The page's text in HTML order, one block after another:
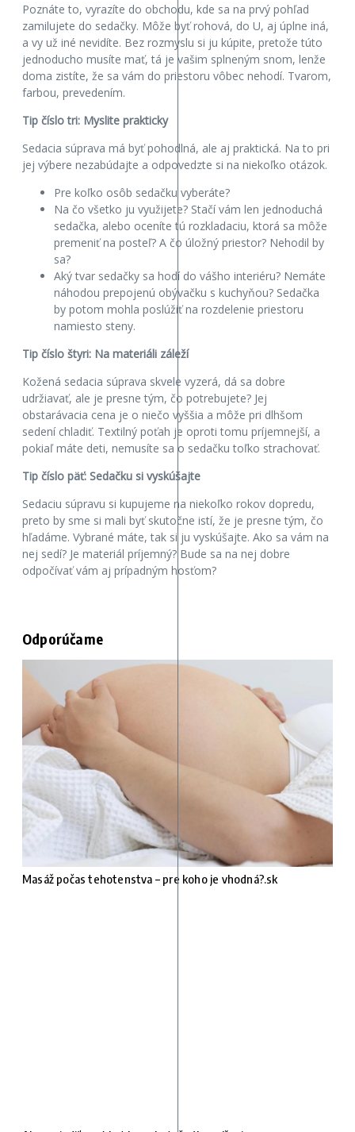
Poznáte to, vyrazíte do obchodu, kde sa na prvý pohľad
zamilujete do sedačky. Môže byť rohová, do U, aj úplne iná,
a vy už iné nevidíte. Bez rozmyslu si ju kúpite, pretože túto
jednoducho musíte mať, tá je vašim splneným snom, lenže
doma zistíte, že sa vám do priestoru vôbec nehodí. Tvarom,
farbou, prevedením.
Tip číslo tri: Myslite prakticky
Sedacia súprava má byť pohodlná, ale aj praktická. Na to pri
jej výbere nezabúdajte a odpovedzte si na niekoľko otázok.
Pre koľko osôb sedačku vyberáte?
Na čo všetko ju využijete? Stačí vám len jednoduchá
sedačka, alebo oceníte tú rozkladaciu, ktorá sa môže
premeniť na posteľ? A čo úložný priestor? Nehodil by
sa?
Aký tvar sedačky sa hodí do vášho interiéru? Nemáte
náhodou prepojenú obývačku s kuchyňou? Sedačka
by potom mohla poslúžiť na rozdelenie priestoru
namiesto steny.
Tip číslo štyri: Na materiáli záleží
Kožená sedacia súprava skvele vyzerá, dá sa dobre
udržiavať, ale je presne tým, čo potrebujete? Jej
obstarávacia cena je o niečo vyššia a môže pri dlhšom
sedení chladiť. Textilný poťah je oproti tomu príjemnejší, a
pokiaľ máte deti, nemusíte sa o sedačku toľko strachovať.
Tip číslo päť: Sedačku si vyskúšajte
Sedaciu súpravu si kupujeme na niekoľko rokov dopredu,
preto by sme si mali byť skutočne istí, že je presne tým, čo
hľadáme. Vybrané máte, tak si ju vyskúšajte. Ako sa vám na
nej sedí? Je materiál príjemný? Bude sa na nej dobre
odpočívať vám aj prípadným hosťom?
Odporúčame
Masáž počas tehotenstva – pre koho je vhodná?.sk